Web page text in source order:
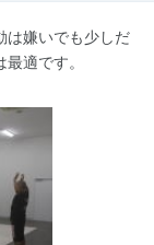
は嫌いでも少しだ
適です。